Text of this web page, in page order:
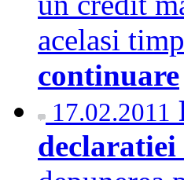
acelasi
continuare
17.02.2011
declaratiei